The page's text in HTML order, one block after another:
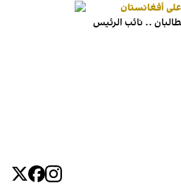
أفغانستان
.. نائب الرئيس